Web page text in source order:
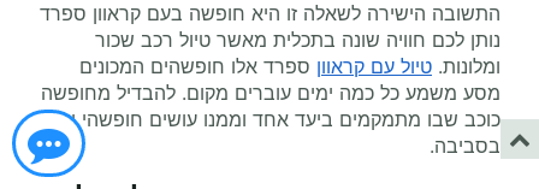
התשובה הישירה לשאלה זו היא חופשה בעם קראוון ספרד
נותן לכם חוויה שונה בתכלית מאשר טיול רכב שכור
ומלונות. טיול עם קראוון ספרד אלו חופשהים המכונים
מסע משמע כל כמה ימים עוברים מקום. להבדיל מחופשה
כוכב שבו מתמקמים ביעד אחד וממנו עושים חופשהי יום
בסביבה.